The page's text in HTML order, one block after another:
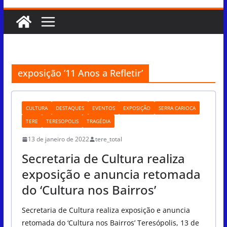
exposição ’11 Anos a Refletir’
CULTURA DESTAQUES EVENTOS EXPOSIÇÃO
SERRA CARIOCA
TERE
TERESOPOLIS TRAGÉDIA
13 de janeiro de 2022 tere_total
Secretaria de Cultura realiza
exposição e anuncia retomada
do ‘Cultura nos Bairros’
Secretaria de Cultura realiza exposição e anuncia
retomada do ‘Cultura nos Bairros’ Teresópolis, 13 de